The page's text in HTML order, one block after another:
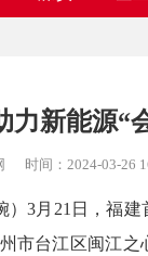
力新能源“
时间： 2024-03-26
）3月21日，福
台江区闽江之